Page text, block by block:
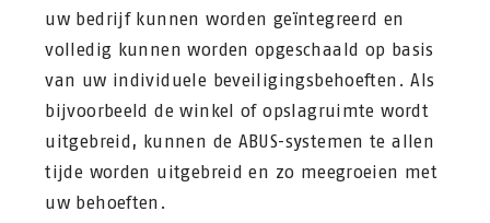
uw bedrijf kunnen worden geïntegreerd en
volledig kunnen worden opgeschaald op basis
van uw individuele beveiligingsbehoeften. Als
bijvoorbeeld de winkel of opslagruimte wordt
uitgebreid, kunnen de ABUS-systemen te allen
tijde worden uitgebreid en zo meegroeien met
uw behoeften.